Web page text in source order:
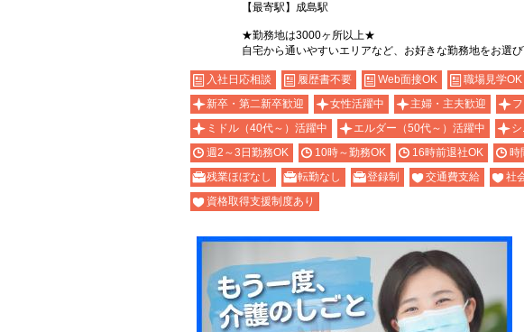
【最寄駅】成島駅
★勤務地は3000ヶ所以上★
自宅から通いやすいエリアなど、お好きな勤務地をお選び
入社日応相談 履歴書不要 Web面接OK 職場見学
新卒・第二新卒歓迎
女性活躍中 主婦・主夫歓迎
ミドル（40代～）活躍中
エルダー（50代～）活躍中
週2～3日勤務OK
10時～勤務OK 16時前退社OK 時
残業ほぼなし
転勤なし 登録制 交通費支給 社
資格取得支援制度あり